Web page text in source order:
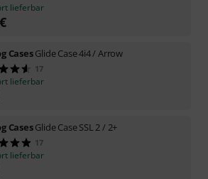
lieferbar
€
CasesGlide Case 4i4 / Arrow
17
lieferbar
CasesGlide Case SSL 2 / 2+
17
lieferbar